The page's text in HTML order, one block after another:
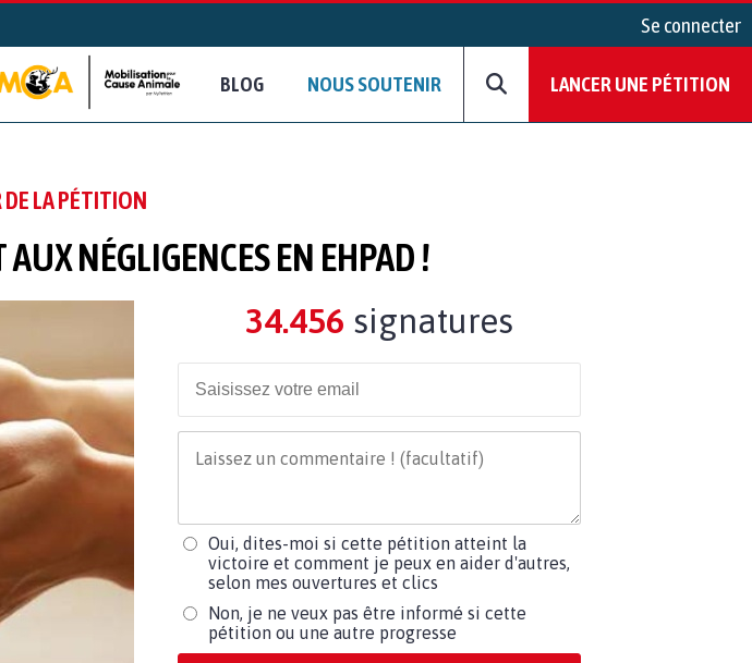
Se connecter
BLOG NOUS SOUTENIR LANCER UNE PÉTITION
DE LA PÉTITION
NÉGLIGENCES EN EHPAD !
34.456 signatures
Oui, dites-moi si cette pétition atteint la
victoire et comment je peux en aider d'autres,
selon mes ouvertures et clics
Non, je ne veux pas être informé si cette
pétition ou une autre progresse